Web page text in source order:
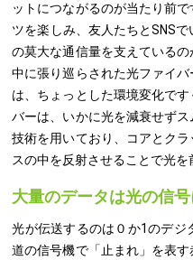
ットにつながるのが当たり前
ツを楽しみ、友人たちとSNS
の莫大な通信量を支えている
中に張り巡らされた光ファイ
は、ちょっとした環境変化で
バーは、いかに光を減衰せずス
技術を用いており、コアとク
スの中を反射させることで光を
大量のデータは光の信
光が伝送するのは０か1のデジ
道の信号機で「止まれ」を表